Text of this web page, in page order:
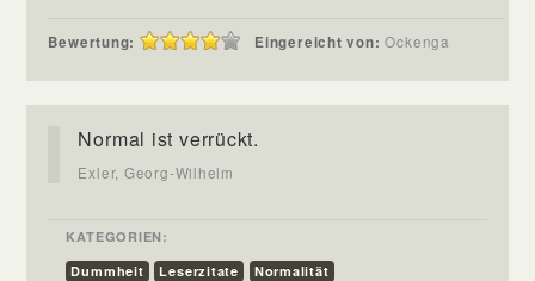
Bewertung: Eingereicht von:Ockenga
Normal ist verrückt.
Exler, Georg-Wilhelm
KATEGORIEN:
Dummheit
Leserzitate Normalität